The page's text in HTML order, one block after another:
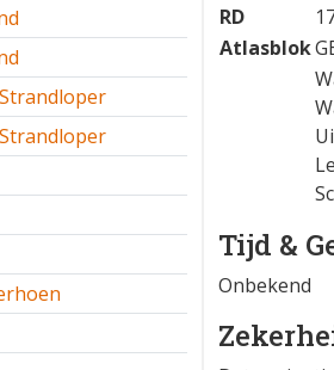
RD
Atlasblok
Tijd &
Onbekend